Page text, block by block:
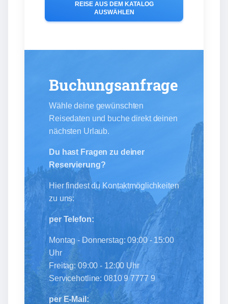
REISE AUS DEM KATALOG
AUSWÄHLEN
Buchungsanfrage
Wähle deine gewünschten
Reisedaten und buche direkt deinen
nächsten Urlaub.
Du hast Fragen zu deiner
Reservierung?
Hier findest du Kontaktmöglichkeiten
zu uns:
per Telefon:
Montag - Donnerstag: 09:00 - 15:00
Uhr
Freitag: 09:00 - 12:00 Uhr
Servicehotline: 0810 9 7777 9
per E-Mail: